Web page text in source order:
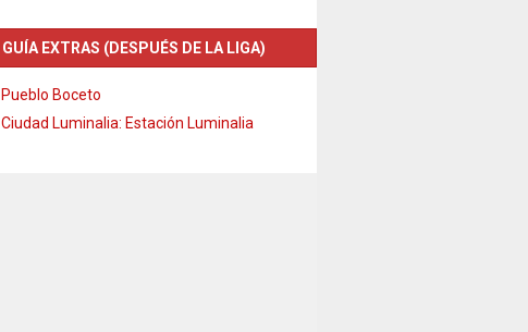
GUÍA EXTRAS (DESPUÉS DE LA LIGA)
Pueblo Boceto
Ciudad Luminalia: Estación Luminalia